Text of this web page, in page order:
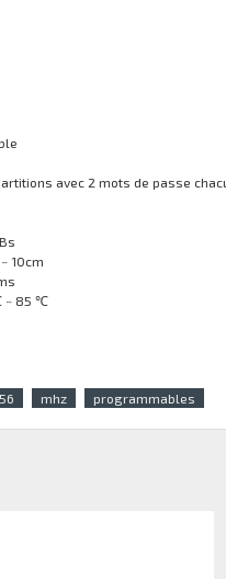
avec 2 mots de passe
10cm
~ 85 ℃
56 mhz programmables